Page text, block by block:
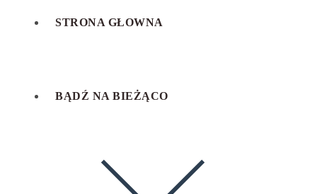
STRONA GŁOWNA
BĄDŹ NA BIEŻĄCO